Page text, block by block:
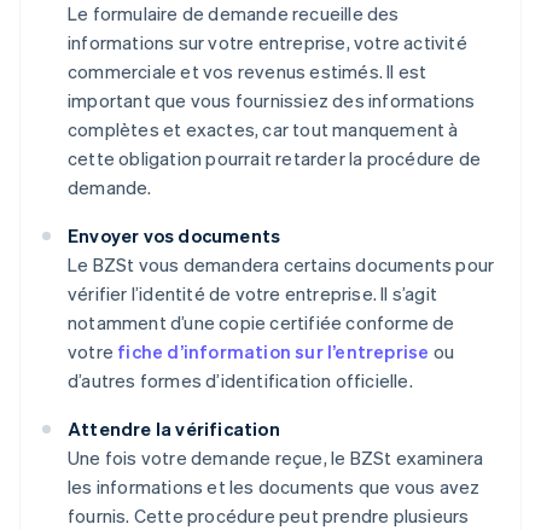
Le formulaire de demande recueille des
informations sur votre entreprise, votre activité
commerciale et vos revenus estimés. Il est
important que vous fournissiez des informations
complètes et exactes, car tout manquement à
cette obligation pourrait retarder la procédure de
demande.
Envoyer vos documents
Le BZSt vous demandera certains documents pour
vérifier l’identité de votre entreprise. Il s’agit
notamment d’une copie certifiée conforme de
votre fiche d’information sur l’entreprise ou
d’autres formes d’identification officielle.
Attendre la vérification
Une fois votre demande reçue, le BZSt examinera
les informations et les documents que vous avez
fournis. Cette procédure peut prendre plusieurs